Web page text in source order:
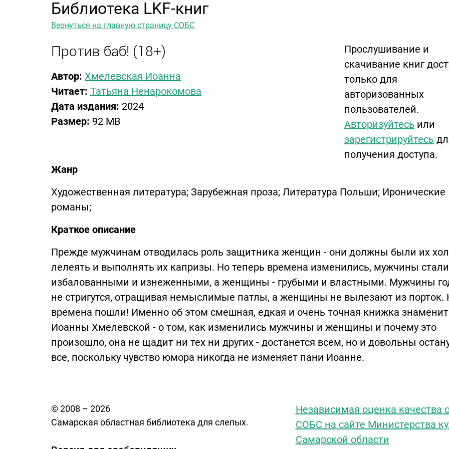
Библиотека LKF-книг
Вернуться на главную страницу СОБС
Против баб! (18+)
Автор: Хмелевская Иоанна
Читает: Татьяна Ненарокомова
Дата издания: 2024
Размер: 92 MB
Прослушивание и
скачивание книг
только для
авторизованных
пользователей.
Авторизуйтесь или
зарегистрируйтесь
получения доступа.
Жанр
Художественная литература; Зарубежная проза; Литература Польши; Иронические
романы;
Краткое описание
Прежде мужчинам отводилась роль защитника женщин - они должны были их
лелеять и выполнять их капризы. Но теперь времена изменились, мужчины стали
избалованными и изнеженными, а женщины - грубыми и властными. Мужчины
не стригутся, отращивая немыслимые патлы, а женщины не вылезают из порток.
времена пошли! Именно об этом смешная, едкая и очень точная книжка
Иоанны Хмелевской - о том, как изменились мужчины и женщины и почему это
произошло, она не щадит ни тех ни других - достанется всем, но и довольны
все, поскольку чувство юмора никогда не изменяет пани Иоанне.
© 2008 – 2026
Самарская областная библиотека для слепых.
Независимая оценка качества
СОБС на сайте Министерства
Самарской области